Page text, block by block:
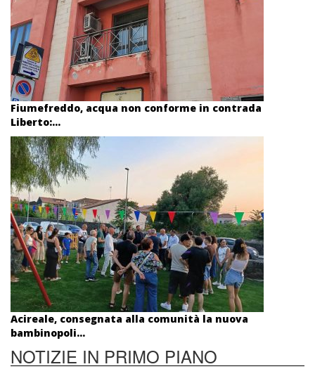
Fiumefreddo, acqua non conforme in contrada
Liberto:...
Acireale, consegnata alla comunità la nuova
bambinopoli...
NOTIZIE IN PRIMO PIANO